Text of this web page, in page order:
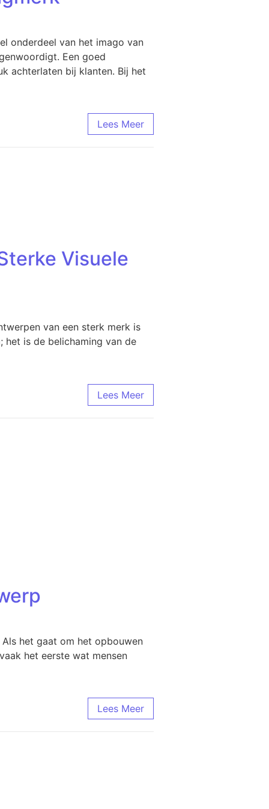
onderdeel van het imago van
Een goed
achterlaten bij klanten. Bij het
Lees Meer
Visuele
van een sterk merk is
het is de belichaming van de
Lees Meer
het gaat om het opbouwen
het eerste wat mensen
Lees Meer